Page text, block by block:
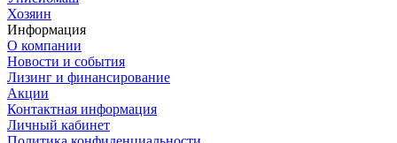
Хозяин
Информация
О компании
Новости и события
Лизинг и финансирование
Акции
Контактная информация
Личный кабинет